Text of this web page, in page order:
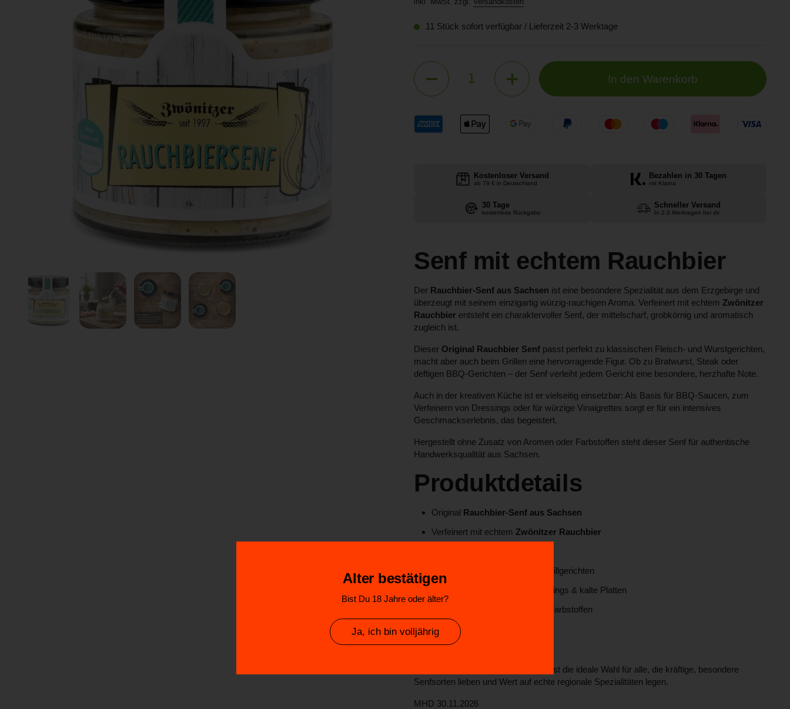
Zeige Folie 1 Zeige Folie 2 Zeige Folie 3 Zeige Folie 4
11 Stück sofort verfügbar / Lieferzeit 2-3 Werktage
Anzahl
In den Warenkorb
Kostenloser Versand
ab 79 € in Deutschland
Bezahlen in 30 Tagen
mit Klarna
30 Tage
kostenlose Rückgabe
Schneller Versand
In 2-3 Werktagen bei dir
Senf mit echtem Rauchbier
Der Rauchbier-Senf aus Sachsen ist eine besondere Spezialität aus dem Erzgebirge und
überzeugt mit seinem einzigartig würzig-rauchigen Aroma. Verfeinert mit echtem Zwönitzer
Rauchbier entsteht ein charaktervoller Senf, der mittelscharf, grobkörnig und aromatisch
zugleich ist.
Dieser Original Rauchbier Senf passt perfekt zu klassischen Fleisch- und Wurstgerichten,
macht aber auch beim Grillen eine hervorragende Figur. Ob zu Bratwurst, Steak oder
deftigen BBQ-Gerichten – der Senf verleiht jedem Gericht eine besondere, herzhafte Note.
Auch in der kreativen Küche ist er vielseitig einsetzbar: Als Basis für BBQ-Saucen, zum
Verfeinern von Dressings oder für würzige Vinaigrettes sorgt er für ein intensives
Geschmackserlebnis, das begeistert.
Hergestellt ohne Zusatz von Aromen oder Farbstoffen steht dieser Senf für authentische
Handwerksqualität aus Sachsen.
Produktdetails
Original Rauchbier-Senf aus Sachsen
Verfeinert mit echtem Zwönitzer Rauchbier
Ideal zu Fleisch-, Wurst- und Grillgerichten
Perfekt für BBQ-Saucen, Dressings & kalte Platten
Ohne Zusatz von Aromen und Farbstoffen
Enthält Alkohol
Inhalt:
ist die ideale Wahl für alle, die kräftige, besondere
Senfsorten lieben und Wert auf echte regionale Spezialitäten legen.
MHD 30.11.2026
Alter bestätigen
Bist Du 18 Jahre oder älter?
Ja, ich bin volljährig